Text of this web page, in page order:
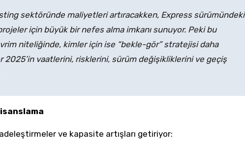
sektöründe maliyetleri artıracakken, Express sürümündeki
için büyük bir nefes alma imkanı sunuyor. Peki bu
niteliğinde, kimler için ise “bekle-gör” stratejisi daha
2025’in vaatlerini, risklerini, sürüm değişikliklerini ve geçiş
ve kapasite artışları getiriyor: